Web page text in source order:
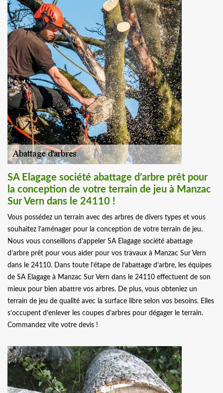
SA Elagage société abattage d’arbre prêt pour
la conception de votre terrain de jeu à Manzac
Sur Vern dans le 24110 !
Vous possédez un terrain avec des arbres de divers types et vous
souhaitez l’aménager pour la conception de votre terrain de jeu.
Nous vous conseillons d’appeler SA Elagage société abattage
d’arbre prêt pour vous aider pour vos travaux à Manzac Sur Vern
dans le 24110. Dans toute l’étape de l’abattage d’arbre, les équipes
de SA Elagage à Manzac Sur Vern dans le 24110 effectuent de son
mieux pour bien abattre vos arbres. De plus, vous obteniez un
terrain de jeu de qualité avec la surface libre selon vos besoins. Elles
s’occupent d’enlever les coupes d’arbres pour dégager le terrain.
Commandez vite votre devis !